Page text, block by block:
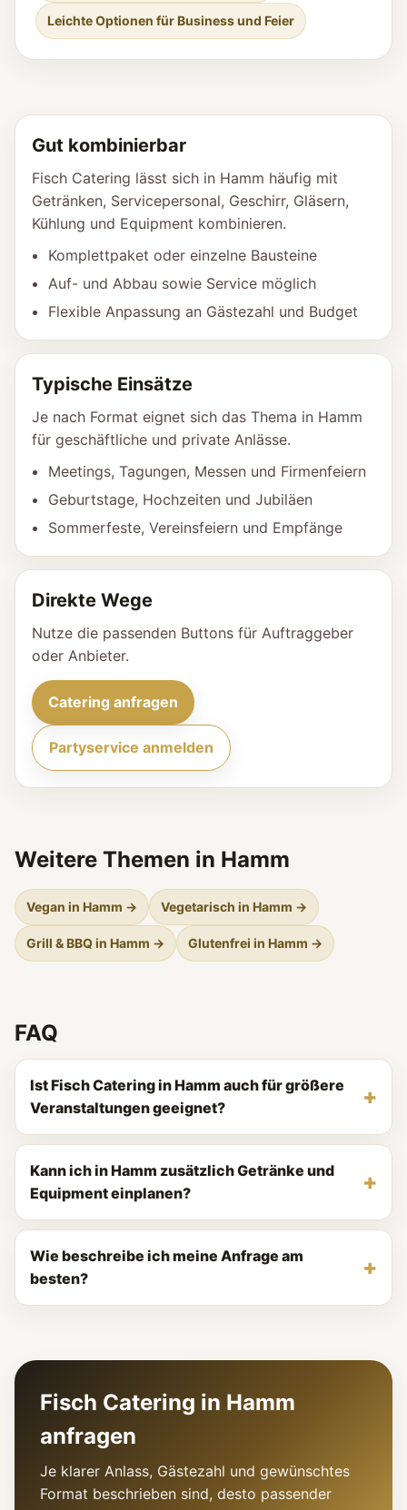
Leichte Optionen für Business und Feier
Gut kombinierbar
Fisch Catering lässt sich in Hamm häufig mit
Getränken, Servicepersonal, Geschirr, Gläsern,
Kühlung und Equipment kombinieren.
Komplettpaket oder einzelne Bausteine
Auf- und Abbau sowie Service möglich
Flexible Anpassung an Gästezahl und Budget
Typische Einsätze
Je nach Format eignet sich das Thema in Hamm
für geschäftliche und private Anlässe.
Meetings, Tagungen, Messen und Firmenfeiern
Geburtstage, Hochzeiten und Jubiläen
Sommerfeste, Vereinsfeiern und Empfänge
Direkte Wege
Nutze die passenden Buttons für Auftraggeber
oder Anbieter.
Catering anfragen
Partyservice anmelden
Weitere Themen in Hamm
Vegan in Hamm → Vegetarisch in Hamm →
Grill & BBQ in Hamm → Glutenfrei in Hamm →
FAQ
Ist Fisch Catering in Hamm auch für größere
Veranstaltungen geeignet?
Kann ich in Hamm zusätzlich Getränke und
Equipment einplanen?
Wie beschreibe ich meine Anfrage am
besten?
Fisch Catering in Hamm
anfragen
Je klarer Anlass, Gästezahl und gewünschtes
Format beschrieben sind, desto passender